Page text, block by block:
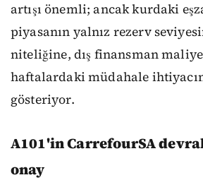
artışı önemli; ancak kurdaki
piyasanın yalnız rezerv
niteliğine, dış finansman
haftalardaki müdahale
gösteriyor.
A101'in CarrefourSA
onay